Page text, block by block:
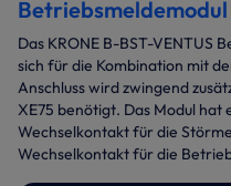
Betriebsmeldemodul
Das KRONE B-BST-VENTUS
sich für die Kombination mit
Anschluss wird zwingend
XE75 benötigt. Das Modul
Wechselkontakt für die
Wechselkontakt für die